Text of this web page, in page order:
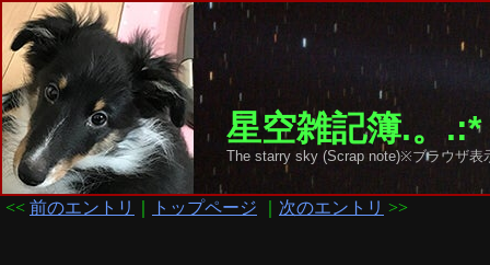
星空雑記簿.。
The starry sky (Scrap note)※ブラウザ
<< 前のエントリ トップページ 次のエントリ >>